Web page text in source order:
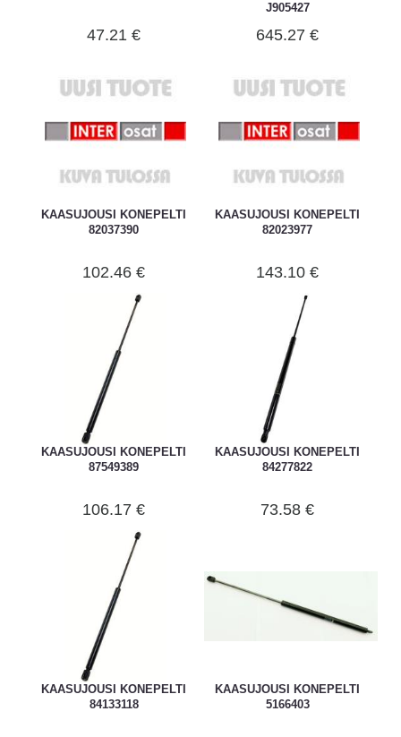
47.21 €
J905427
645.27 €
KAASUJOUSI KONEPELTI
82037390
102.46 €
KAASUJOUSI KONEPELTI
82023977
143.10 €
KAASUJOUSI KONEPELTI
87549389
106.17 €
KAASUJOUSI KONEPELTI
84277822
73.58 €
KAASUJOUSI KONEPELTI
84133118
KAASUJOUSI KONEPELTI
5166403